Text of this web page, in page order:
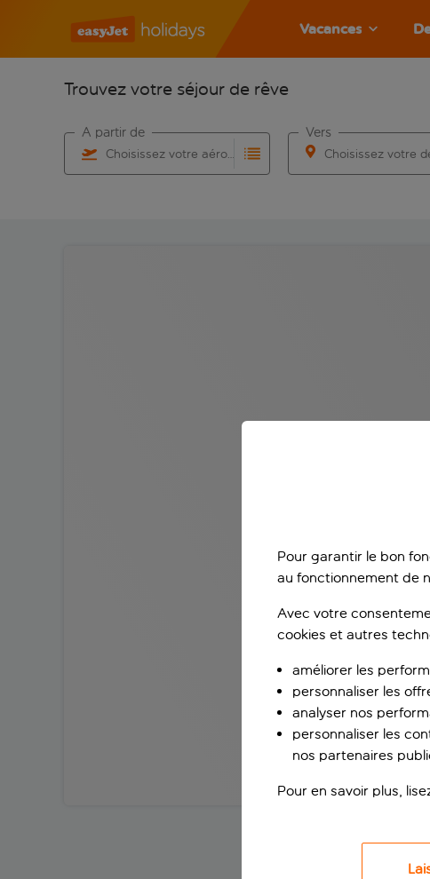
Vacances
Trouvez votre séjour de rêve
Choisissez votre aéroport
À partir de Vers
Pour garantir le bon
au fonctionnement de
Avec votre
cookies et autres
améliorer les
personnaliser les
analyser nos
personnaliser les
nos partenaires
Pour en savoir plus,